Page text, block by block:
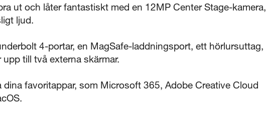
ut och låter fantastiskt med en 12MP Center Stage-kamera,
ljud.
4-portar, en MagSafe-laddningsport, ett hörlursuttag,
till två externa skärmar.
dina favoritappar, som Microsoft 365, Adobe Creative Cloud